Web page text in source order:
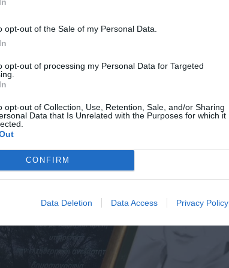
opt-out of the Sale of my Personal Data.
opt-out of processing my Personal Data for Targeted
opt-out of Collection, Use, Retention, Sale, and/or Sharing
Data that Is Unrelated with the Purposes for which it
CONFIRM
Data Deletion Data Access Privacy Policy
υποστηρίζουν πως αυτά τα ποσά